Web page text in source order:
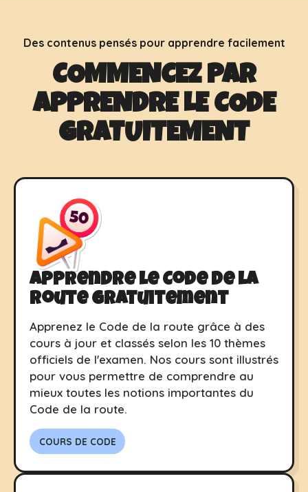
Des contenus pensés pour apprendre facilement
COMMENCEZ PAR
APPRENDRE LE CODE
GRATUITEMENT
Apprendre le Code de la
route gratuitement
Apprenez le Code de la route grâce à des
cours à jour et classés selon les 10 thèmes
officiels de l'examen. Nos cours sont illustrés
pour vous permettre de comprendre au
mieux toutes les notions importantes du
Code de la route.
COURS DE CODE